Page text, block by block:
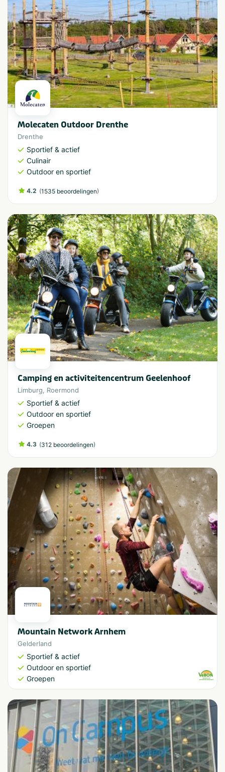
Molecaten Outdoor Drenthe
Drenthe
Sportief & actief
Culinair
Outdoor en sportief
4.2 (1535 beoordelingen)
Camping en activiteitencentrum Geelenhoof
Limburg, Roermond
Sportief & actief
Outdoor en sportief
Groepen
4.3 (312 beoordelingen)
Mountain Network Arnhem
Gelderland
Sportief & actief
Outdoor en sportief
Groepen